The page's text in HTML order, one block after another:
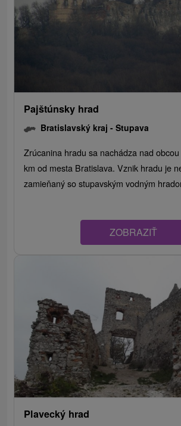
Pajštúnsky hrad
Bratislavský kraj -Stupava
Zrúcanina hradu sa nachádza nad
km od mesta Bratislava. Vznik hradu je
zamieňaný so stupavským vodným
ZOBRAZIŤ
Plavecký hrad